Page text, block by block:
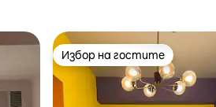
Избор на гостите
Избор на гостите